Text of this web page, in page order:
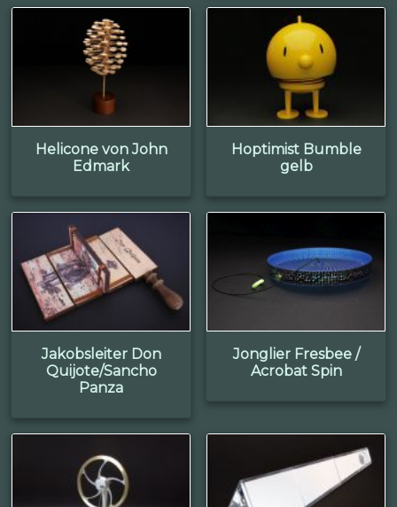
Helicone von John
Edmark
Hoptimist Bumble
gelb
Jakobsleiter Don
Quijote/Sancho
Panza
Jonglier Fresbee /
Acrobat Spin